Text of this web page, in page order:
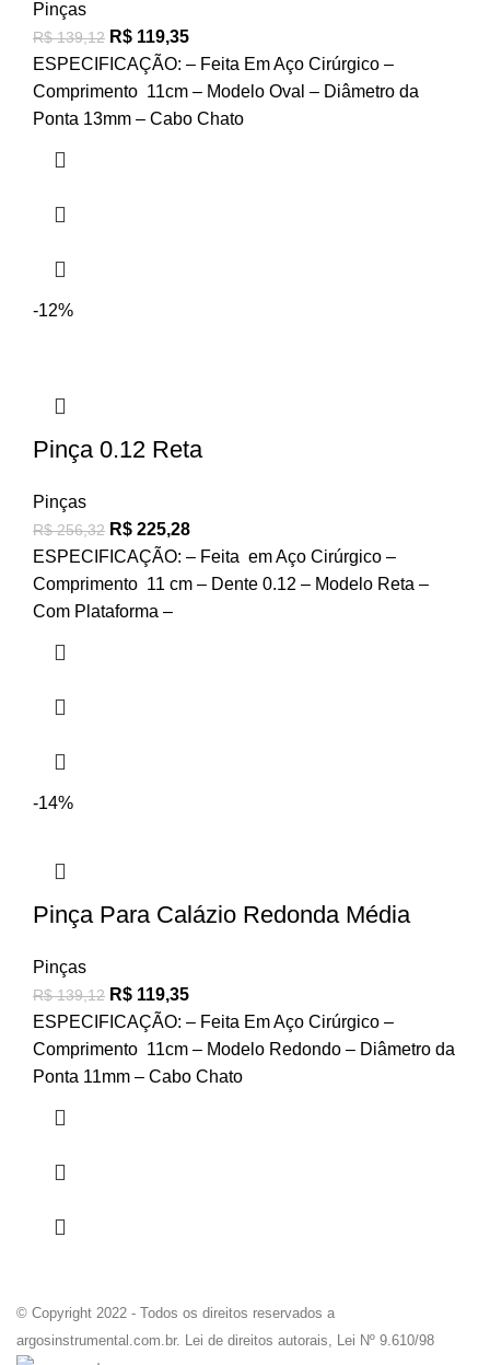
Pinças
R$139,12 R$ 119,35
ESPECIFICAÇÃO: – Feita Em Aço Cirúrgico –
Comprimento 11cm – Modelo Oval – Diâmetro da
Ponta 13mm – Cabo Chato
-12%
Pinça 0.12 Reta
Pinças
R$256,32 R$ 225,28
ESPECIFICAÇÃO: – Feita em Aço Cirúrgico –
Comprimento 11 cm – Dente 0.12 – Modelo Reta –
Com Plataforma –
-14%
Pinça Para Calázio Redonda Média
Pinças
R$139,12 R$ 119,35
ESPECIFICAÇÃO: – Feita Em Aço Cirúrgico –
Comprimento 11cm – Modelo Redondo – Diâmetro da
Ponta 11mm – Cabo Chato
© Copyright 2022 - Todos os direitos reservados a
argosinstrumental.com.br. Lei de direitos autorais, Lei Nº 9.610/98